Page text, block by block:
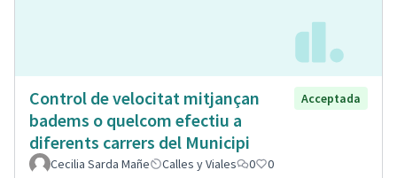
Control de velocitat mitjançan
badems o quelcom efectiu a
diferents carrers del Municipi
Acceptada
Cecilia Sarda Mañe Calles y Viales 0 0